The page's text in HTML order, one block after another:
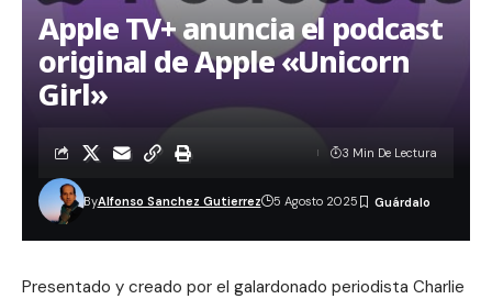
Apple TV+ anuncia el podcast
original de Apple «Unicorn
Girl»
ByAlfonso Sanchez Gutierrez 5 Agosto 2025
3 Min De Lectura
Presentado y creado por el galardonado periodista Charlie